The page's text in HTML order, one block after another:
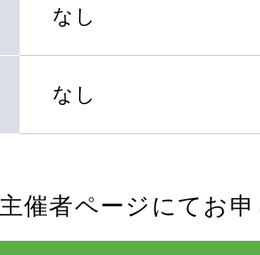
なし
なし
主催者ページにてお